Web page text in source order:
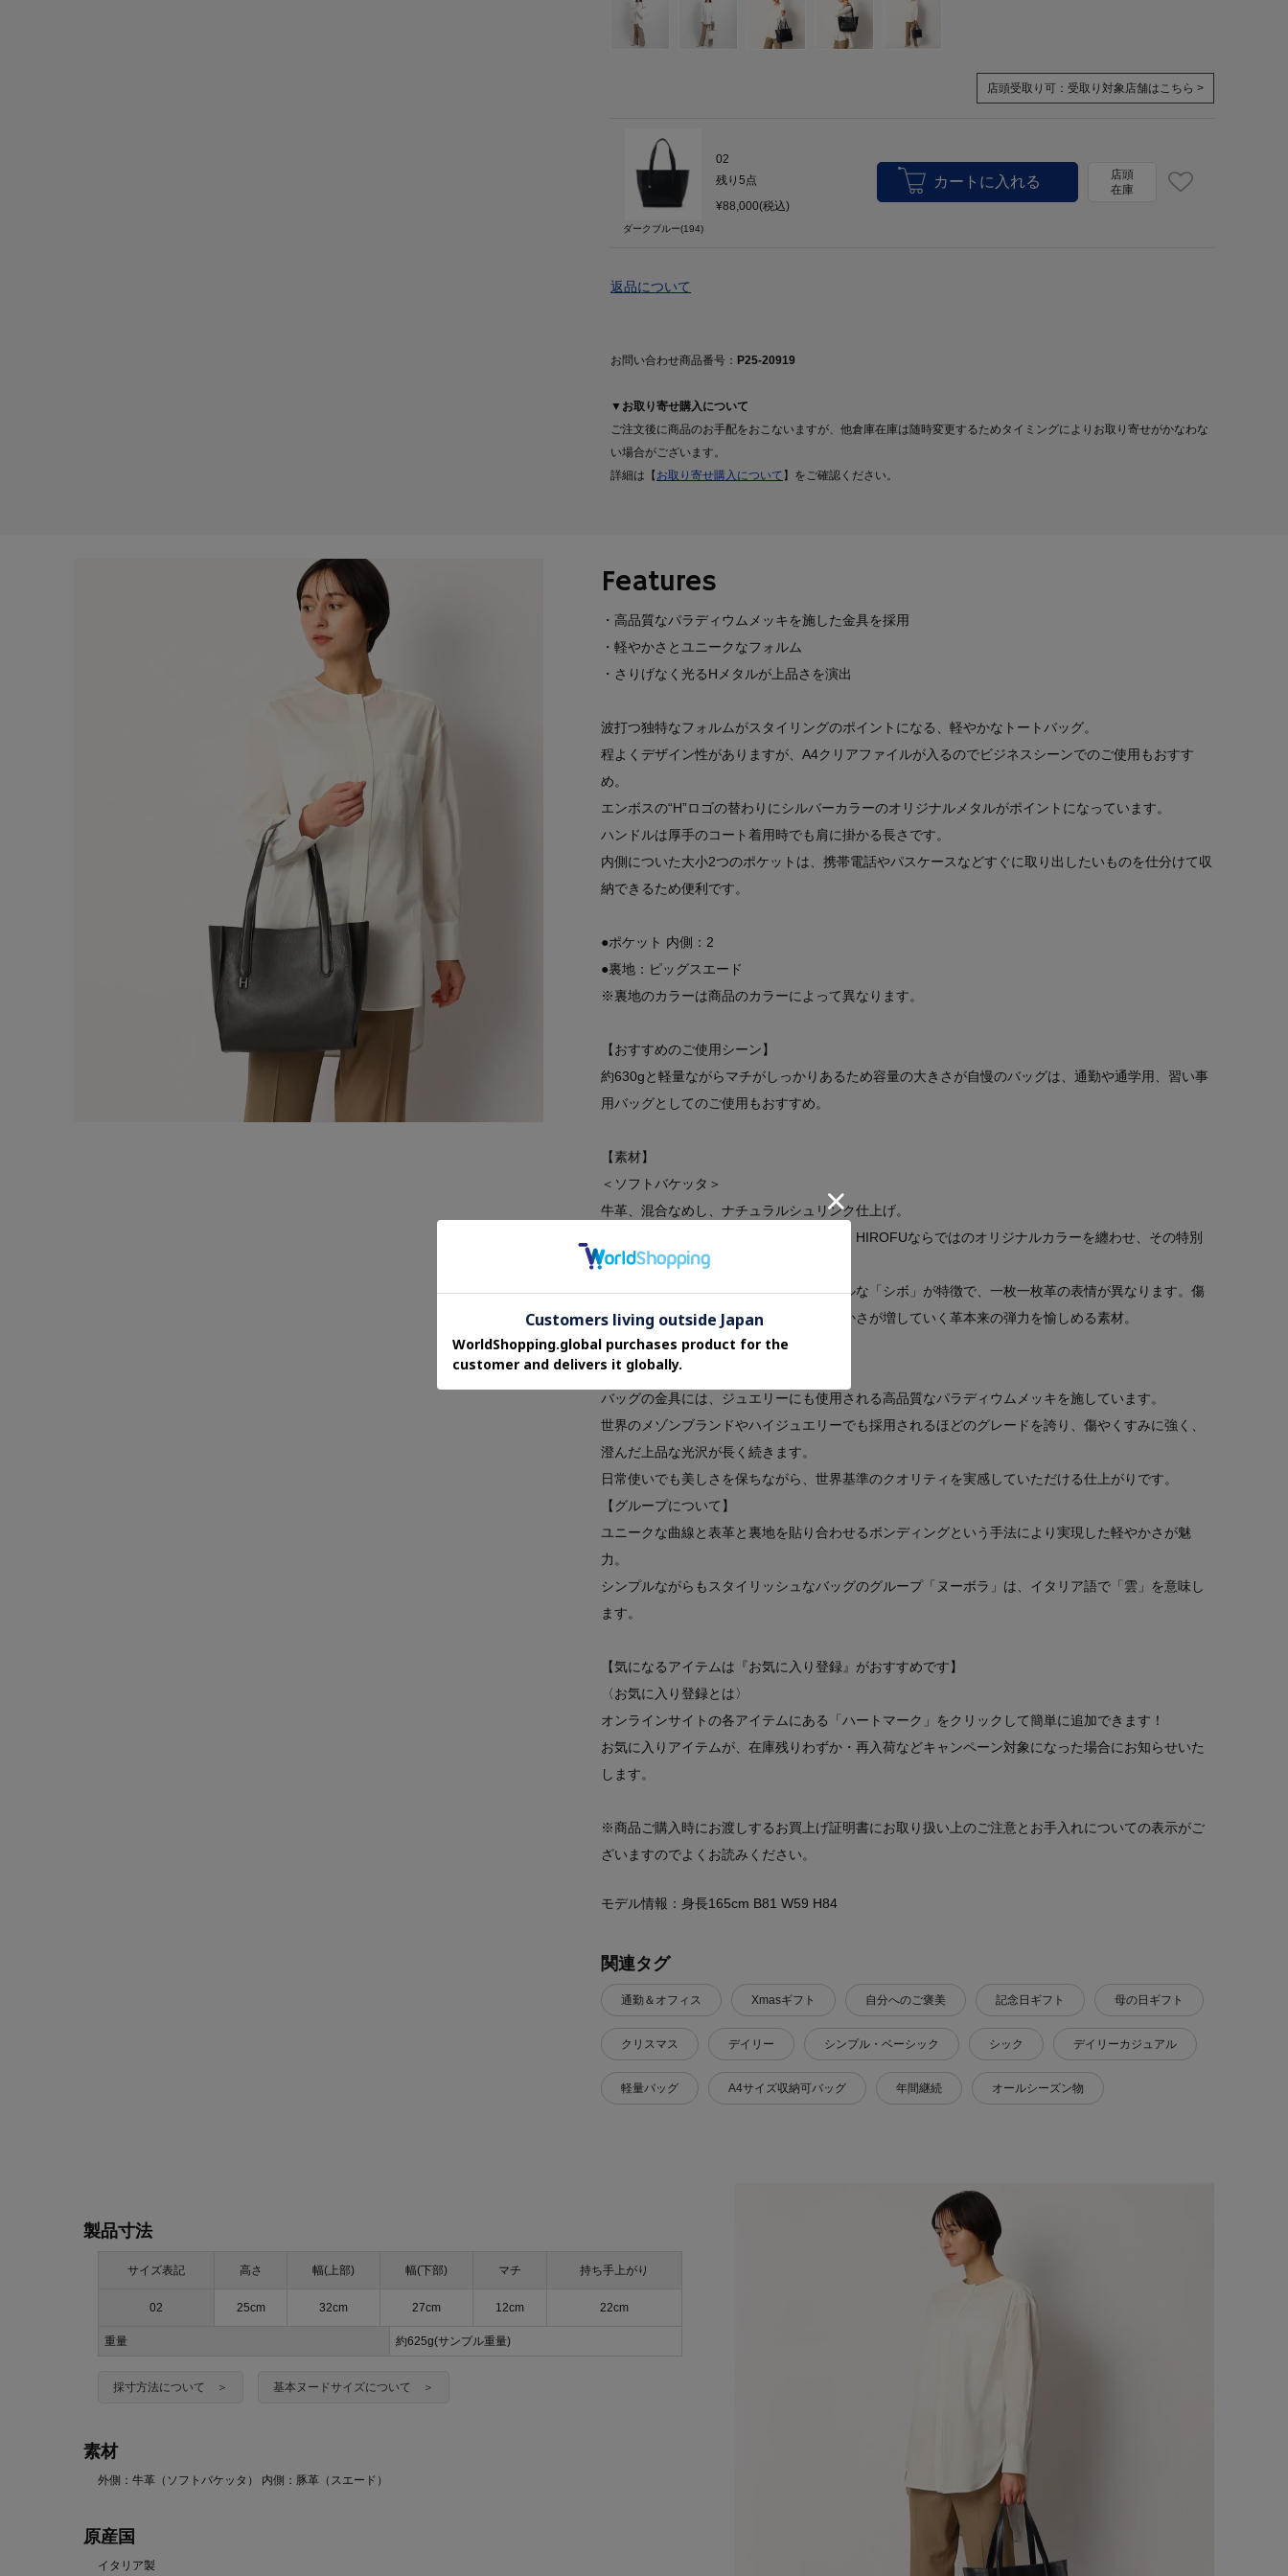
店頭受取り可： 受取り対象店舗はこちら >
ダークブルー(194)
02
残り 5点
¥88,000(税込)
店頭
在庫
返品について
お問い合わせ商品番号： P25-20919
▼お取り寄せ購入について
ご注文後に商品のお手配をおこないますが、他倉庫在庫は随時変更するためタイミングによりお取り寄せがかなわな
い場合がございます。
詳細は【 お取り寄せ購入について 】をご確認ください。
Features
・高品質なパラディウムメッキを施した金具を採用
・軽やかさとユニークなフォルム
・さりげなく光るHメタルが上品さを演出
波打つ独特なフォルムがスタイリングのポイントになる、軽やかなトートバッグ。
程よくデザイン性がありますが、A4クリアファイルが入るのでビジネスシーンでのご使用もおすす
め。
エンボスの“H”ロゴの替わりにシルバーカラーのオリジナルメタルがポイントになっています。
ハンドルは厚手のコート着用時でも肩に掛かる長さです。
内側についた大小2つのポケットは、携帯電話やパスケースなどすぐに取り出したいものを仕分けて収
納できるため便利です。
●ポケット 内側：2
●裏地：ピッグスエード
※裏地のカラーは商品のカラーによって異なります。
【おすすめのご使用シーン】
約630gと軽量ながらマチがしっかりあるため容量の大きさが自慢のバッグは、通勤や通学用、習い事
用バッグとしてのご使用もおすすめ。
【素材】
＜ソフトバケッタ＞
牛革、混合なめし、ナチュラルシュリンク仕上げ。
イタリアの老舗タンナーのレザーを採用。HIROFUならではのオリジナルカラーを纏わせ、その特別
感と深みを際立たせています。
シュリンク（収縮）加工によるナチュラルな「シボ」が特徴で、一枚一枚革の表情が異なります。傷
が比較的目立ちにくく、使うほどに柔らかさが増していく革本来の弾力を愉しめる素材。
＜パラディウムメッキ＞
バッグの金具には、ジュエリーにも使用される高品質なパラディウムメッキを施しています。
世界のメゾンブランドやハイジュエリーでも採用されるほどのグレードを誇り、傷やくすみに強く、
澄んだ上品な光沢が長く続きます。
日常使いでも美しさを保ちながら、世界基準のクオリティを実感していただける仕上がりです。
【グループについて】
ユニークな曲線と表革と裏地を貼り合わせるボンディングという手法により実現した軽やかさが魅
力。
シンプルながらもスタイリッシュなバッグのグループ「ヌーボラ」は、イタリア語で「雲」を意味し
ます。
【気になるアイテムは『お気に入り登録』がおすすめです】
〈お気に入り登録とは〉
オンラインサイトの各アイテムにある「ハートマーク」をクリックして簡単に追加できます！
お気に入りアイテムが、在庫残りわずか・再入荷などキャンペーン対象になった場合にお知らせいた
します。
※商品ご購入時にお渡しするお買上げ証明書にお取り扱い上のご注意とお手入れについての表示がご
ざいますのでよくお読みください。
モデル情報：身長165cm B81 W59 H84
関連タグ
通勤＆オフィス Xmasギフト 自分へのご褒美 記念日ギフト 母の日ギフト
クリスマス デイリー シンプル・ベーシック シック デイリーカジュアル
軽量バッグ A4サイズ収納可バッグ 年間継続 オールシーズン物
製品寸法
サイズ表記 高さ 幅(上部) 幅(下部) マチ 持ち手上がり
02 25cm 32cm 27cm 12cm 22cm
重量 約625g(サンプル重量)
採寸方法について ＞ 基本ヌードサイズについて ＞
素材
外側：牛革（ソフトバケッタ） 内側：豚革（スエード）
原産国
イタリア製